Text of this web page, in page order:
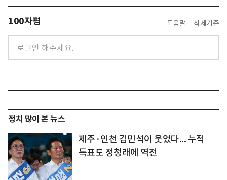
100자평 도움말 삭제기준
정치 많이 본 뉴스
제주·인천 김민석이 웃었다... 누적
득표도 정청래에 역전